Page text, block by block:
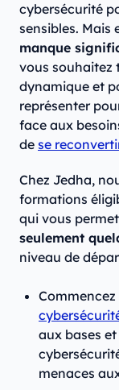
cybersécurité
sensibles. Mais
manque
vous souhaitez
dynamique et
représenter
face aux
de se
Chez Jedha,
formations
qui vous
seulement
niveau de
aux bases
menaces